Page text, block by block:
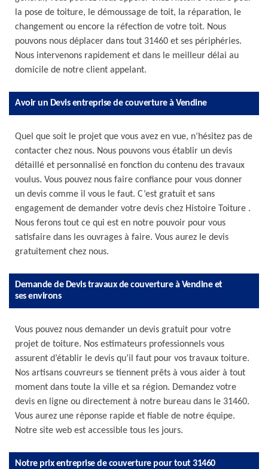
la pose de toiture, le démoussage de toit, la réparation, le
changement ou encore la réfection de votre toit. Nous
pouvons nous déplacer dans tout 31460 et ses périphéries.
Nous intervenons rapidement et dans le meilleur délai au
domicile de notre client appelant.
Avoir un Devis entreprise de couverture à Vendine
Quel que soit le projet que vous avez en vue, n’hésitez pas de
contacter chez nous. Nous pouvons vous établir un devis
détaillé et personnalisé en fonction du contenu des travaux
voulus. Vous pouvez nous faire confiance pour vous donner
un devis comme il vous le faut. C’est gratuit et sans
engagement de demander votre devis chez Histoire Toiture .
Nous ferons tout ce qui est en notre pouvoir pour vous
satisfaire dans les ouvrages à faire. Vous aurez le devis
gratuitement chez nous.
Demande de Devis travaux de couverture à Vendine et
ses environs
Vous pouvez nous demander un devis gratuit pour votre
projet de toiture. Nos estimateurs professionnels vous
assurent d’établir le devis qu’il faut pour vos travaux toiture.
Nos artisans couvreurs se tiennent prêts à vous aider à tout
moment dans toute la ville et sa région. Demandez votre
devis en ligne ou directement à notre bureau dans le 31460.
Vous aurez une réponse rapide et fiable de notre équipe.
Notre site web est accessible tous les jours.
Notre prix entreprise de couverture pour tout 31460